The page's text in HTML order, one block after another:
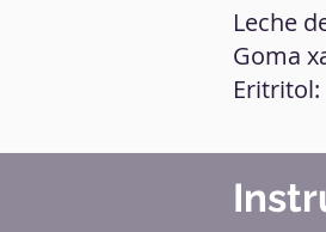
Leche
Goma
Eritritol: